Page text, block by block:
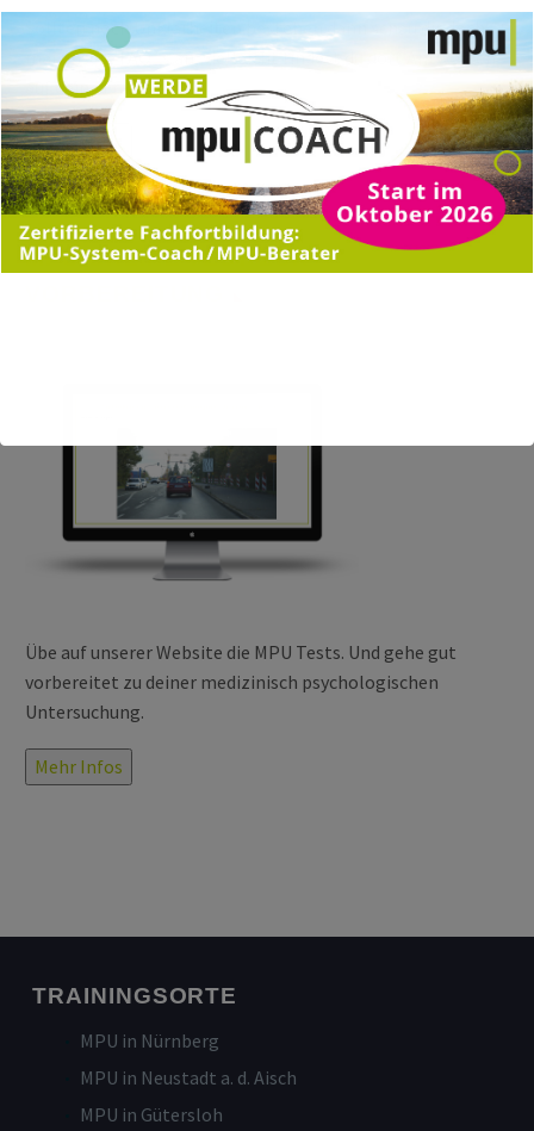
Sollten noch Unklarheiten bestehen dann schau dir doch
mal unsere FAQ´s an, vielleicht findest du dort Antworten
auf deine Fragen.
Mehr Infos
MPU ONLINE TEST ZUR
Übe auf unserer Website die MPU Tests. Und gehe gut
vorbereitet zu deiner medizinisch psychologischen
Untersuchung.
Mehr Infos
TRAININGSORTE
MPU in Nürnberg
MPU in Neustadt a. d. Aisch
MPU in Gütersloh